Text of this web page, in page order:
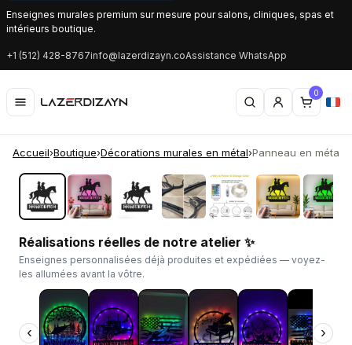
Enseignes murales premium sur mesure pour salons, cliniques, spas et
intérieurs boutique.
+1 (512) 428-8767info@lazerdizayn.coAssistance WhatsApp
0
Accueil›Boutique›Décorations murales en métal›Panneau en métal
‹ ›
Réalisations réelles de notre atelier ✨
Enseignes personnalisées déjà produites et expédiées — voyez-
les allumées avant la vôtre.
‹ ›